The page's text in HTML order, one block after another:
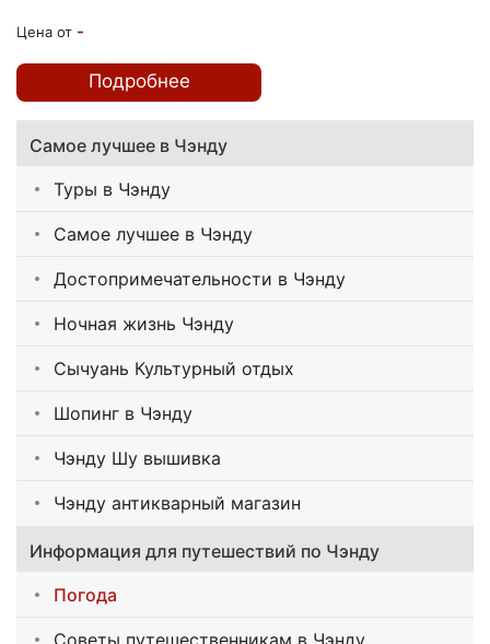
Цена от -
Подробнее
Самое лучшее в Чэнду
Туры в Чэнду
Самое лучшее в Чэнду
Достопримечательности в Чэнду
Ночная жизнь Чэнду
Сычуань Культурный отдых
Шопинг в Чэнду
Чэнду Шу вышивка
Чэнду антикварный магазин
Информация для путешествий по Чэнду
Погода
Советы путешественникам в Чэнду